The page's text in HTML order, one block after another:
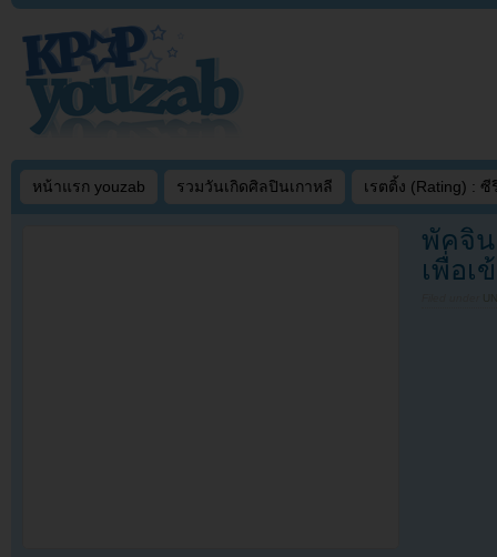
หน้าแรก youzab รวมวันเกิดศิลปินเกาหลี เรตติ้ง (Rating) : ซี
พัคจิน
เพื่อเ